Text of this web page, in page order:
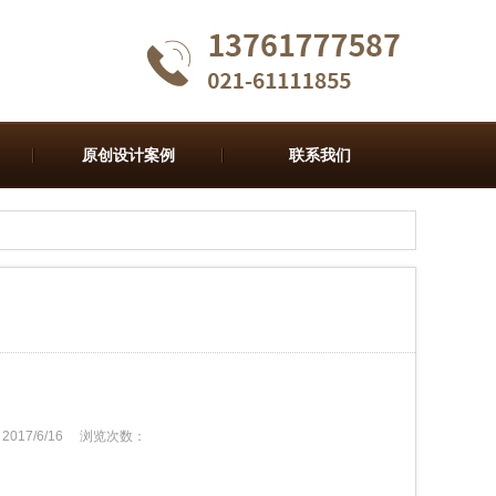
原创设计案例 联系我们
2017/6/16 浏览次数：